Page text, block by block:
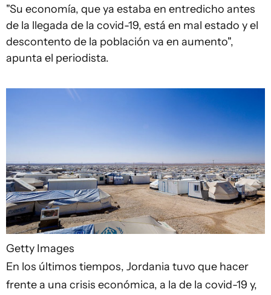
"Su economía, que ya estaba en entredicho antes
de la llegada de la covid-19, está en mal estado y el
descontento de la población va en aumento",
apunta el periodista.
Getty Images
En los últimos tiempos, Jordania tuvo que hacer
frente a una crisis económica, a la de la covid-19 y,